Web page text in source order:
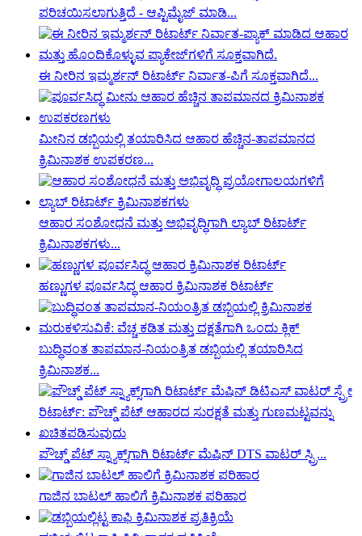
ಪರಿಚಯಿಸಲಾಗುತ್ತಿದೆ - ಆಪ್ಟಿಮೈಜ್ ಮಾಡಿ...
ಈ ನೀರಿನ ಇಮ್ಮರ್ಶನ್ ರಿಟಾರ್ಟ್ ನಿರ್ವಾತ-ಪಿಗೆ ಸೂಕ್ತವಾಗಿದೆ...
ಮೀನಿನ ಡಬ್ಬಿಯಲ್ಲಿ ತಯಾರಿಸಿದ ಆಹಾರ ಹೆಚ್ಚಿನ-ತಾಪಮಾನದ
ಕ್ರಿಮಿನಾಶಕ ಉಪಕರಣ...
ಆಹಾರ ಸಂಶೋಧನೆ ಮತ್ತು ಅಭಿವೃದ್ಧಿಗಾಗಿ ಲ್ಯಾಬ್ ರಿಟಾರ್ಟ್
ಕ್ರಿಮಿನಾಶಕಗಳು...
ಹಣ್ಣುಗಳ ಪೂರ್ವಸಿದ್ಧ ಆಹಾರ ಕ್ರಿಮಿನಾಶಕ ರಿಟಾರ್ಟ್
ಬುದ್ಧಿವಂತ ತಾಪಮಾನ-ನಿಯಂತ್ರಿತ ಡಬ್ಬಿಯಲ್ಲಿ ತಯಾರಿಸಿದ
ಕ್ರಿಮಿನಾಶಕ...
ಪೌಚ್ಡ್ ಪೆಟ್ ಸ್ನ್ಯಾಕ್ಸ್‌ಗಾಗಿ ರಿಟಾರ್ಟ್ ಮೆಷಿನ್ DTS ವಾಟರ್ ಸ್ಪ್ರಿ...
ಗಾಜಿನ ಬಾಟಲ್ ಹಾಲಿಗೆ ಕ್ರಿಮಿನಾಶಕ ಪರಿಹಾರ